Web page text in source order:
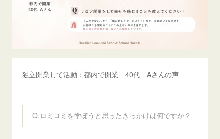
独立開業して活動：都内で開業 40代 Aさんの声
Q.ロミロミを学ぼうと思ったきっかけは何ですか？